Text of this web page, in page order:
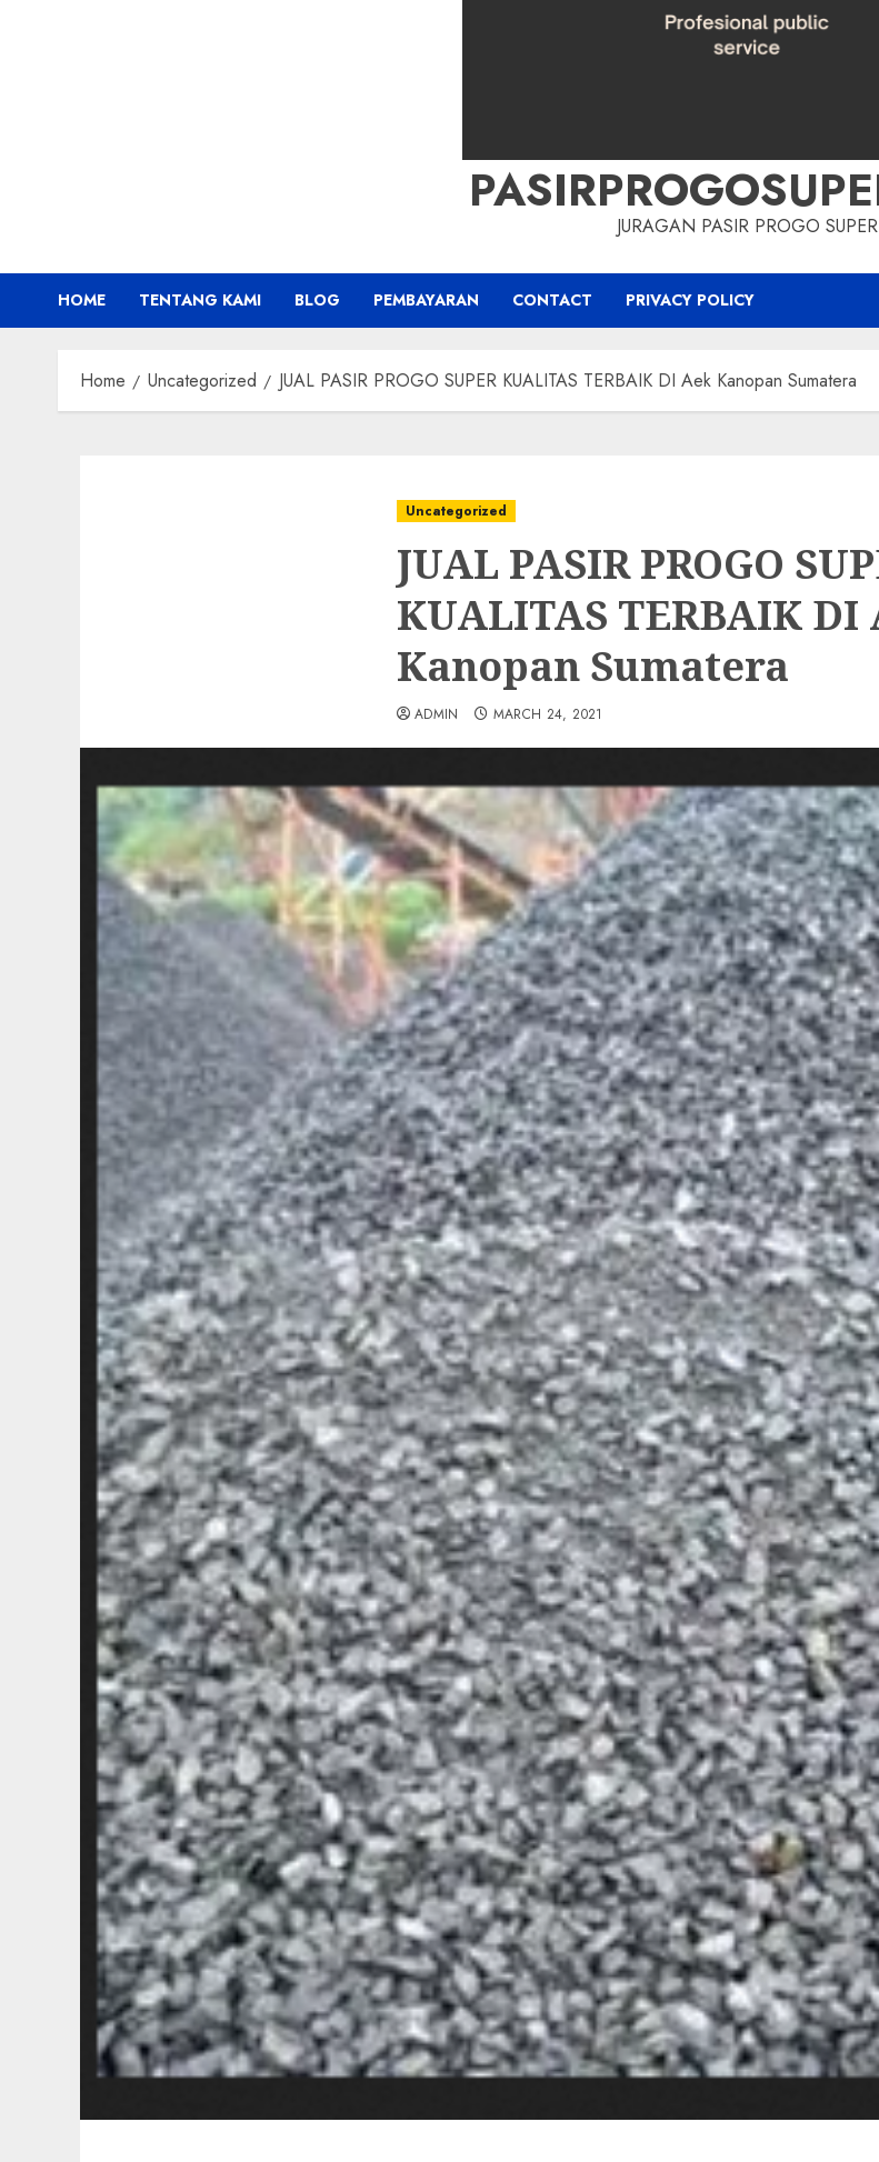
JURAGAN PASIR PROGO SUPER
HOME TENTANG KAMI BLOG PEMBAYARAN CONTACT PRIVACY POLICY
Home Uncategorized JUAL PASIR PROGO SUPER KUALITAS TERBAIK DI Aek Kanopan Sumatera
Uncategorized
JUAL PASIR PROGO
KUALITAS TERBAIK DI
Kanopan Sumatera
ADMIN MARCH 24, 2021